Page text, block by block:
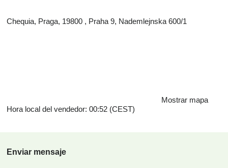
Chequia, Praga, 19800 , Praha 9, Nademlejnska 600/1
Mostrar mapa
Hora local del vendedor: 00:52 (CEST)
Enviar mensaje